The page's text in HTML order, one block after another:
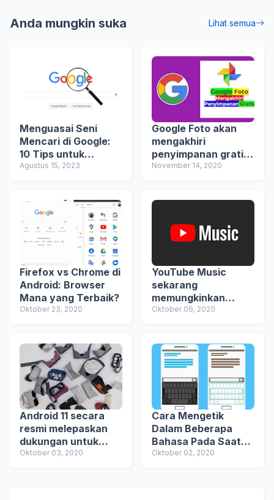
Anda mungkin suka Lihat semua
Menguasai Seni
Mencari di Google:
10 Tips untuk
Meningkatkan
Agustus 15, 2023
Google Foto akan
mengakhiri
penyimpanan gratis
tanpa batas pada 1
November 14, 2020
Firefox vs Chrome di
Android: Browser
Mana yang Terbaik?
Oktober 23, 2020
YouTube Music
sekarang
memungkinkan
pengguna gratis
ke speaker
Oktober 06, 2020
Android 11 secara
resmi melepaskan
dukungan untuk
Daydream VR
Oktober 03, 2020
Cara Mengetik
Dalam Beberapa
Bahasa Pada Saat
Yang Sama Di
Oktober 02, 2020